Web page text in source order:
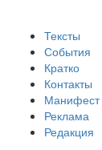
Тексты
События
Кратко
Контакты
Манифест
Реклама
Редакция